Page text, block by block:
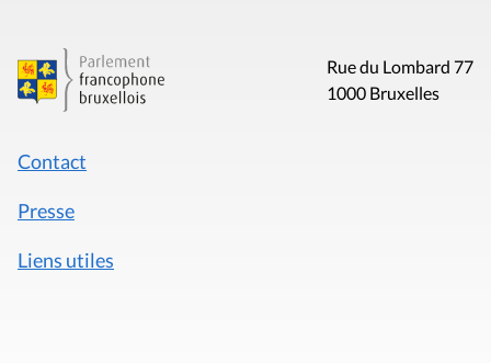
Rue du Lombard 77
1000 Bruxelles
Contact
Presse
Liens utiles